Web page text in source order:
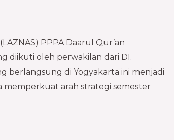
PPPA Daarul Qur’an
diikuti oleh perwakilan dari DI.
berlangsung di Yogyakarta ini menjadi
arah strategi semester